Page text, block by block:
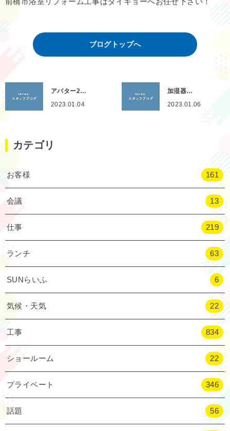
ブログトップへ
アバター2…
2023.01.04
加湿器…
2023.01.06
カテゴリ
お客様 161
会議 13
仕事 219
ランチ 63
SUNらいふ 6
気候・天気 22
工事 834
ショールーム 22
プライベート 346
話題 56